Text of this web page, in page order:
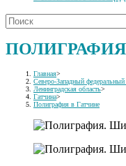
Главная>
Северо-Западный федеральный
Ленинградская область>
Гатчина>
Полиграфия в Гатчине